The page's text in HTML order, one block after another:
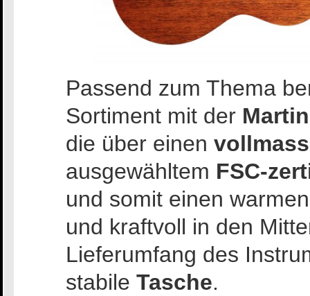
Passend zum Thema
Sortiment mit der
die über einen
ausgewähltem FSC-
und somit einen
und kraftvoll in den
Lieferumfang des
stabile Tasche.